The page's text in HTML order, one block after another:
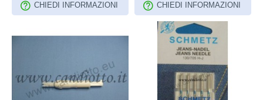
CHIEDI INFORMAZIONI CHIEDI INFORMAZIONI